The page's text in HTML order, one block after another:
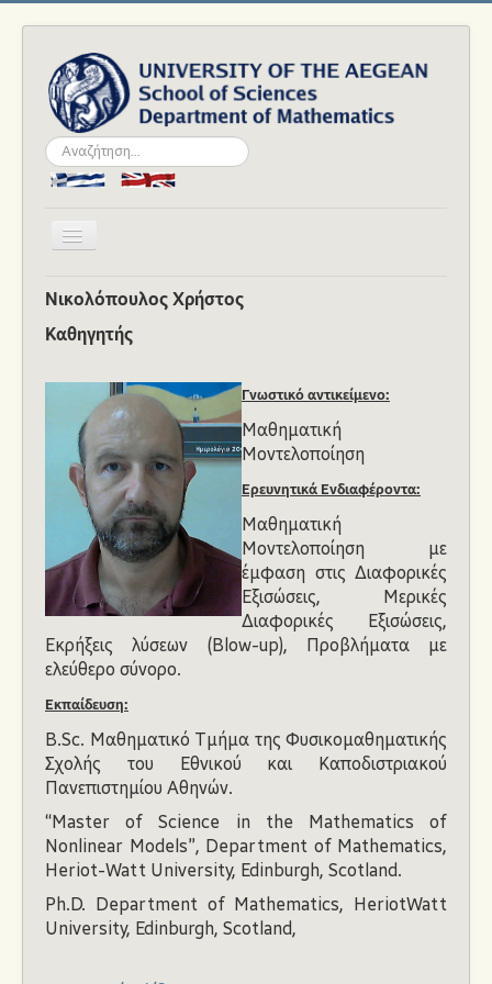
Αναζήτηση...
Εναλλαγή
Αρχική
Το Τμήμα
Σπουδές
Ακαδημαϊκά
Νέα και Εκδηλώσεις
Ανακοινώσεις
Νικολόπουλος Χρήστος
Καθηγητής
Γνωστικό αντικείμενο:
Μαθηματική
Μοντελοποίηση
Ερευνητικά Ενδιαφέροντα:
Μαθηματική
Μοντελοποίηση με
έμφαση στις Διαφορικές
Εξισώσεις, Μερικές
Διαφορικές Εξισώσεις,
Εκρήξεις λύσεων (Blow-up), Προβλήματα με
ελεύθερο σύνορο.
Εκπαίδευση:
B.Sc. Μαθηµατικό Τµήµα της Φυσικοµαθηµατικής
Σχολής του Εθνικού και Καποδιστριακού
Πανεπιστηµίου Αθηνών.
“Master of Science in the Mathematics of
Nonlinear Models”, Department of Mathematics,
Heriot-Watt University, Edinburgh, Scotland.
Ph.D. Department of Mathematics, HeriotWatt
University, Edinburgh, Scotland,